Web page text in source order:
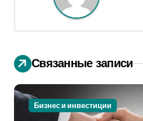
и
я
п
Связанные записи
Бизнес и инвестиции